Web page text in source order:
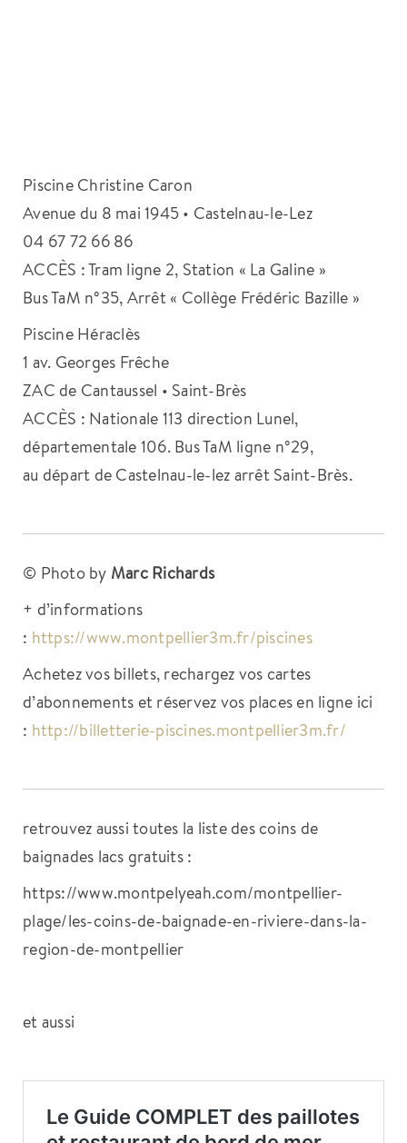
Piscine Christine Caron
Avenue du 8 mai 1945 • Castelnau-le-Lez
04 67 72 66 86
ACCÈS : Tram ligne 2, Station « La Galine »
Bus TaM n°35, Arrêt « Collège Frédéric Bazille »
Piscine Héraclès
1 av. Georges Frêche
ZAC de Cantaussel • Saint-Brès
ACCÈS : Nationale 113 direction Lunel,
départementale 106. Bus TaM ligne n°29,
au départ de Castelnau-le-lez arrêt Saint-Brès.
© Photo by Marc Richards
+ d’informations
: https://www.montpellier3m.fr/piscines
Achetez vos billets, rechargez vos cartes
d’abonnements et réservez vos places en ligne ici
: http://billetterie-piscines.montpellier3m.fr/
retrouvez aussi toutes la liste des coins de
baignades lacs gratuits :
https://www.montpelyeah.com/montpellier-
plage/les-coins-de-baignade-en-riviere-dans-la-
region-de-montpellier
et aussi